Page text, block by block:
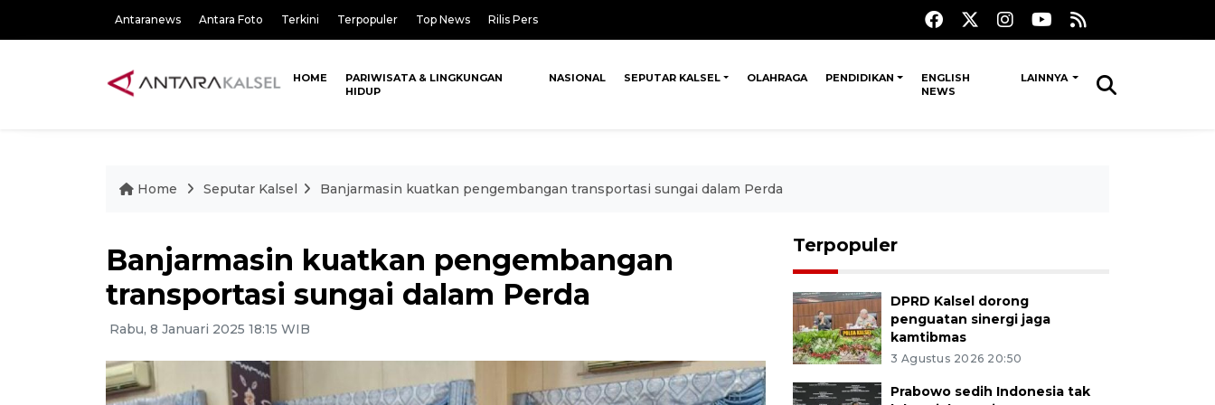
Antaranews Antara Foto Terkini Terpopuler Top News Rilis Pers
HOME
PARIWISATA & LINGKUNGAN
HIDUP
NASIONAL SEPUTAR KALSEL OLAHRAGA PENDIDIKAN
ENGLISH
NEWS
LAINNYA
Home Seputar Kalsel Banjarmasin kuatkan pengembangan transportasi sungai dalam Perda
Banjarmasin kuatkan pengembangan
transportasi sungai dalam Perda
Rabu, 8 Januari 2025 18:15 WIB
Terpopuler
DPRD Kalsel dorong
penguatan sinergi jaga
kamtibmas
3 Agustus 2026 20:50
Prabowo sedih Indonesia tak